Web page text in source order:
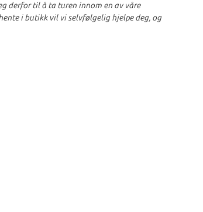
derfor til å ta turen innom en av våre
i butikk vil vi selvfølgelig hjelpe deg, og